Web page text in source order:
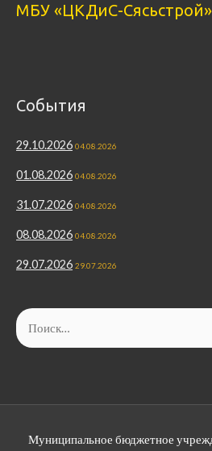
МБУ «ЦКДиС-Сясьстрой»
События
29.10.2026 04.08.2026
01.08.2026 04.08.2026
31.07.2026 04.08.2026
08.08.2026 04.08.2026
29.07.2026 29.07.2026
Найти:
Муниципальное бюджетное